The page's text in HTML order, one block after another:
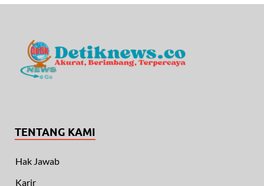
TENTANG KAMI
Hak Jawab
Karir